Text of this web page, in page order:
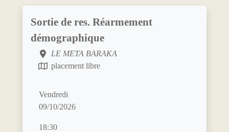
Sortie de res. Réarmement
démographique
LE META BARAKA
placement libre
Vendredi
09/10/2026
18:30